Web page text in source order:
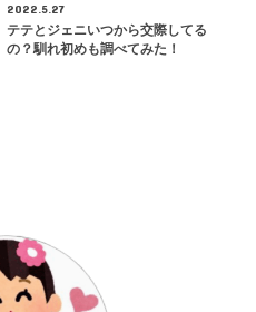
2022.5.27
テテとジェニいつから交際してる
の？馴れ初めも調べてみた！